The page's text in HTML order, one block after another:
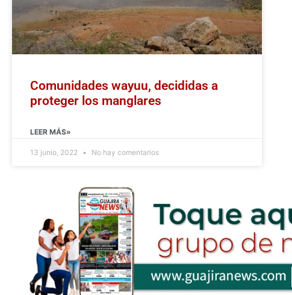
Comunidades wayuu, decididas a
proteger los manglares
LEER MÁS»
13 junio, 2022 No hay comentarios